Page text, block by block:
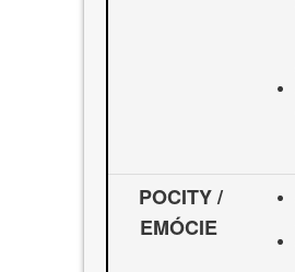
POCITY /
EMÓCIE